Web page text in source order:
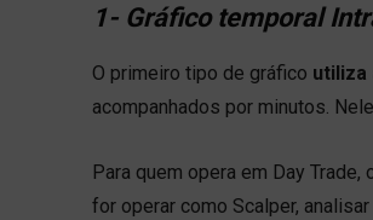
1- Gráfico temporal
O primeiro tipo de gráfico utiliza
acompanhados por minutos.
Para quem opera em Day
for operar como Scalper,